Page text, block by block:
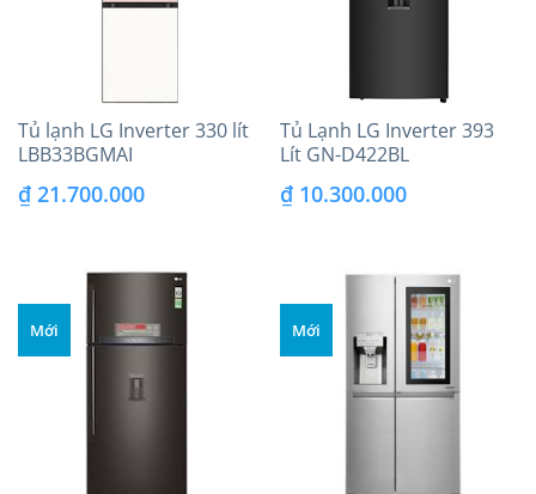
Tủ lạnh LG Inverter 330 lít
LBB33BGMAI
₫21.700.000
Tủ Lạnh LG Inverter 393
Lít GN-D422BL
₫10.300.000
Mới Mới